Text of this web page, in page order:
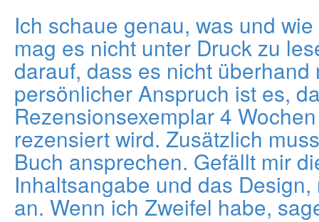
Ich schaue genau, was und
mag es nicht unter Druck zu
darauf, dass es nicht überhand
persönlicher Anspruch ist es,
Rezensionsexemplar 4
rezensiert wird. Zusätzlich
Buch ansprechen. Gefällt mir
Inhaltsangabe und das
an. Wenn ich Zweifel habe,